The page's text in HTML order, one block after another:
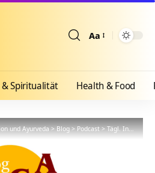
Aa
& Spiritualität Health & Food
und Ayurveda>Blog>Podcast>Tägl. Inspiration